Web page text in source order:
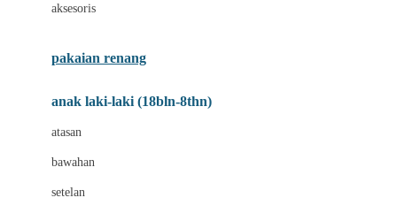
Bugaboo
C
aksesoris
pakaian renang
anak laki-laki (18bln-8thn)
atasan
bawahan
setelan